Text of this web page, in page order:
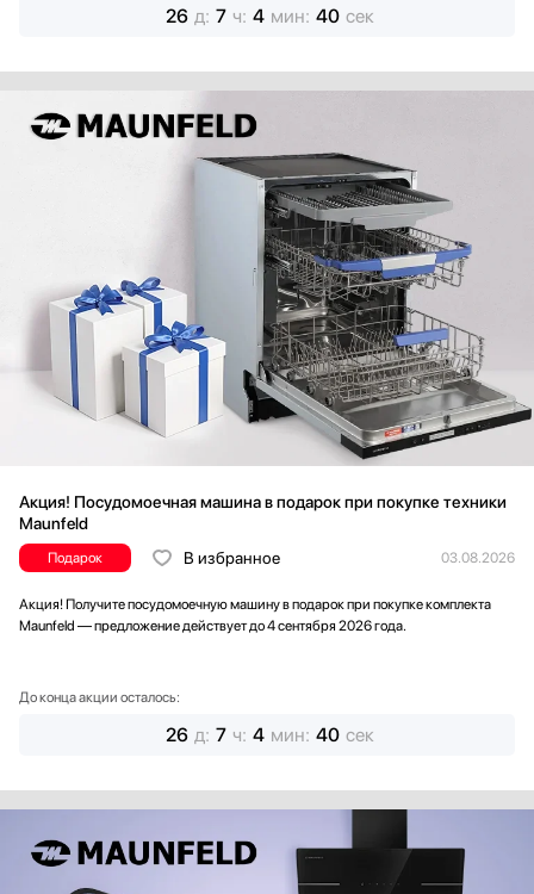
26 д: 7 ч: 4 мин: 38 сек
Акция! Посудомоечная машина в подарок при покупке техники
Maunfeld
Подарок В избранное 03.08.2026
Акция! Получите посудомоечную машину в подарок при покупке комплекта
Maunfeld — предложение действует до 4 сентября 2026 года.
До конца акции осталось:
26 д: 7 ч: 4 мин: 38 сек